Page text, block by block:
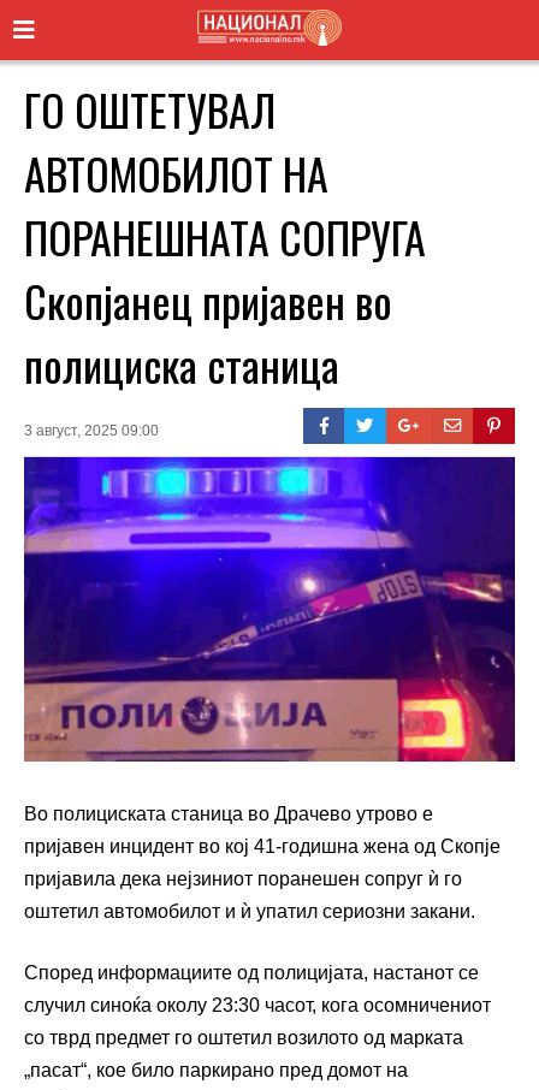
ГО ОШТЕТУВАЛ
АВТОМОБИЛОТ НА
ПОРАНЕШНАТА СОПРУГА
Скопјанец пријавен во
полициска станица
3 август, 2025 09:00
Во полициската станица во Драчево утрово е
пријавен инцидент во кој 41-годишна жена од Скопје
пријавила дека нејзиниот поранешен сопруг ѝ го
оштетил автомобилот и ѝ упатил сериозни закани.
Според информациите од полицијата, настанот се
случил синоќа околу 23:30 часот, кога осомничениот
со тврд предмет го оштетил возилото од марката
„пасат“, кое било паркирано пред домот на